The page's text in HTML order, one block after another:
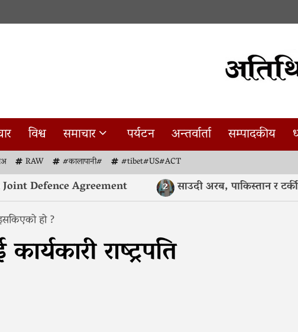
विश्व समाचार पर्यटन अन्तर्वार्ता सम्पादकीय
RAW #कालापानी#
#tibet#US#ACT
Agreement साउदी अरब, पाकिस्तान र टर्कीबीच
हो ?
राष्ट्रपति